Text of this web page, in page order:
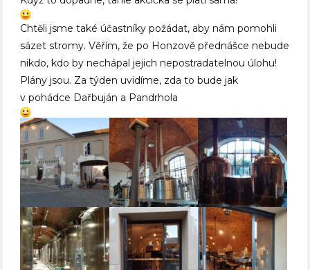
Chtěli jsme také účastníky požádat, aby nám pomohli
sázet stromy. Věřím, že po Honzově přednášce nebude
nikdo, kdo by nechápal jejich nepostradatelnou úlohu!
Plány jsou. Za týden uvidíme, zda to bude jak
v pohádce Dařbuján a Pandrhola